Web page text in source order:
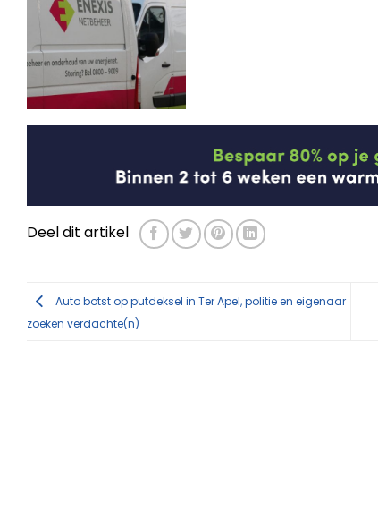
Deel dit artikel
Auto botst op putdeksel in Ter Apel, politie en eigenaar
zoeken verdachte(n)